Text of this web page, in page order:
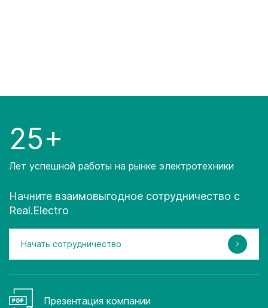
25+
Лет успешной работы на рынке электротехники
Начните взаимовыгодное сотрудничество с
Real.Electro
Начать сотрудничество
Презентация компании